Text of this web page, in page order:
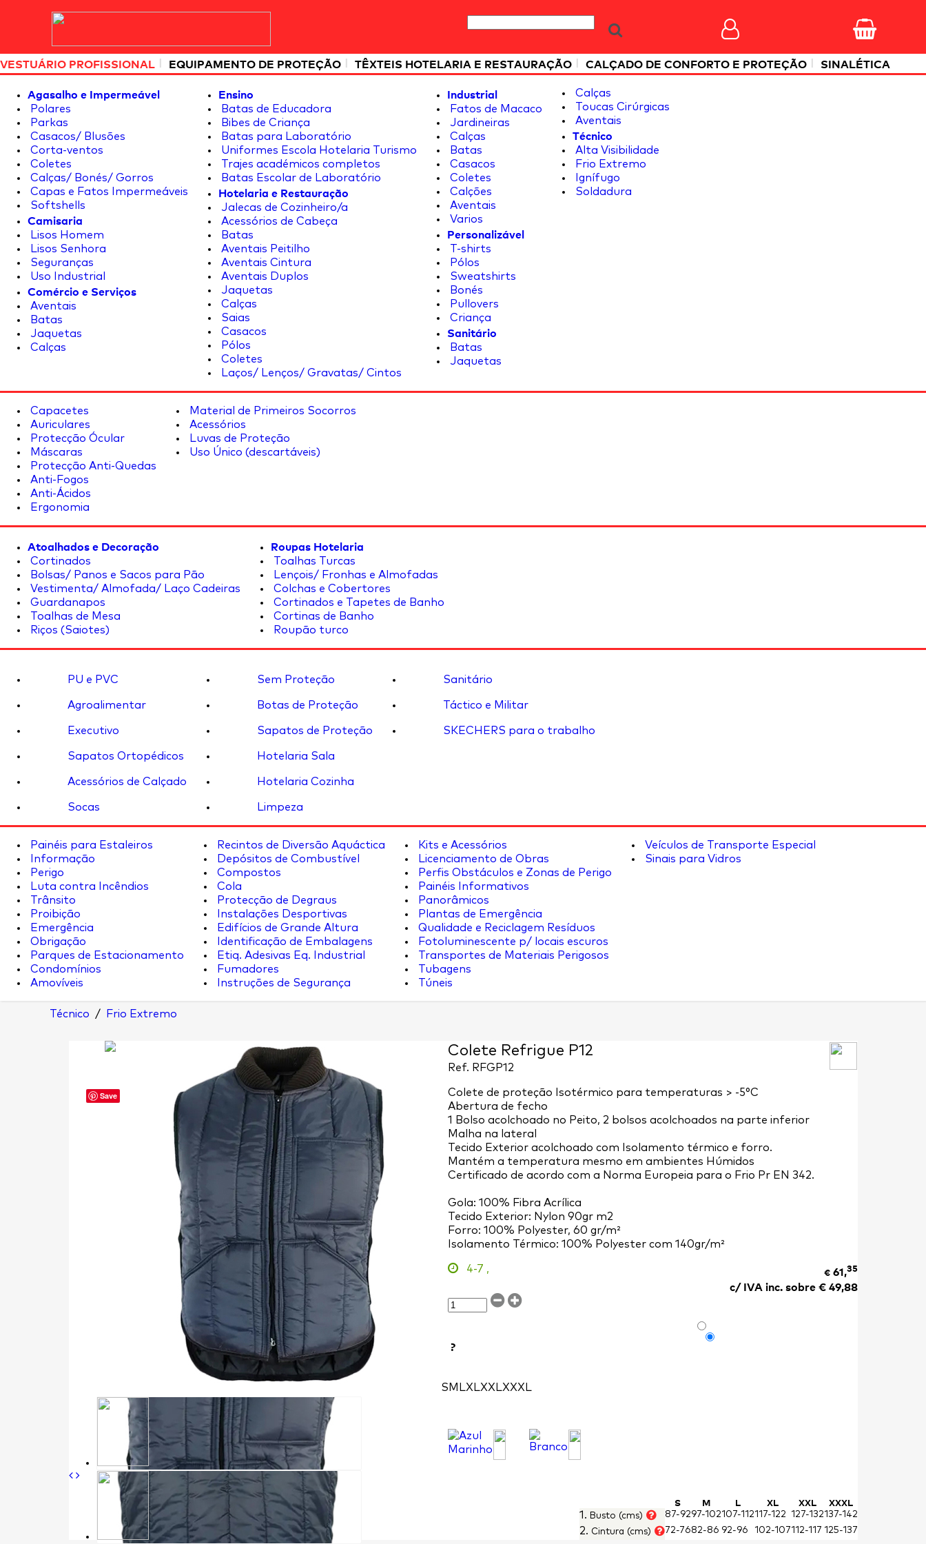
VESTUÁRIO PROFISSIONAL | EQUIPAMENTO DE PROTEÇÃO | TÊXTEIS HOTELARIA E RESTAURAÇÃO | CALÇADO DE CONFORTO E PROTEÇÃO | SINALÉTICA
Agasalho e Impermeável
Polares
Parkas
Casacos/ Blusões
Corta-ventos
Coletes
Calças/ Bonés/ Gorros
Capas e Fatos Impermeáveis
Softshells
Camisaria
Lisos Homem
Lisos Senhora
Seguranças
Uso Industrial
Comércio e Serviços
Aventais
Batas
Jaquetas
Calças
Ensino
Batas de Educadora
Bibes de Criança
Batas para Laboratório
Uniformes Escola Hotelaria Turismo
Trajes académicos completos
Batas Escolar de Laboratório
Hotelaria e Restauração
Jalecas de Cozinheiro/a
Acessórios de Cabeça
Batas
Aventais Peitilho
Aventais Cintura
Aventais Duplos
Jaquetas
Calças
Saias
Casacos
Pólos
Coletes
Laços/ Lenços/ Gravatas/ Cintos
Industrial
Fatos de Macaco
Jardineiras
Calças
Batas
Casacos
Coletes
Calções
Aventais
Varios
Personalizável
T-shirts
Pólos
Sweatshirts
Bonés
Pullovers
Criança
Sanitário
Batas
Jaquetas
Calças
Toucas Cirúrgicas
Aventais
Técnico
Alta Visibilidade
Frio Extremo
Ignífugo
Soldadura
Capacetes
Auriculares
Protecção Ócular
Máscaras
Protecção Anti-Quedas
Anti-Fogos
Anti-Ácidos
Ergonomia
Material de Primeiros Socorros
Acessórios
Luvas de Proteção
Uso Único (descartáveis)
Atoalhados e Decoração
Cortinados
Bolsas/ Panos e Sacos para Pão
Vestimenta/ Almofada/ Laço Cadeiras
Guardanapos
Toalhas de Mesa
Riços (Saiotes)
Roupas Hotelaria
Toalhas Turcas
Lençois/ Fronhas e Almofadas
Colchas e Cobertores
Cortinados e Tapetes de Banho
Cortinas de Banho
Roupão turco
PU e PVC
Agroalimentar
Executivo
Sapatos Ortopédicos
Acessórios de Calçado
Socas
Sem Proteção
Botas de Proteção
Sapatos de Proteção
Hotelaria Sala
Hotelaria Cozinha
Limpeza
Sanitário
Táctico e Militar
SKECHERS para o trabalho
Painéis para Estaleiros
Informação
Perigo
Luta contra Incêndios
Trânsito
Proibição
Emergência
Obrigação
Parques de Estacionamento
Condomínios
Amovíveis
Recintos de Diversão Aquáctica
Depósitos de Combustível
Compostos
Cola
Protecção de Degraus
Instalações Desportivas
Edifícios de Grande Altura
Identificação de Embalagens
Etiq. Adesivas Eq. Industrial
Fumadores
Instruções de Segurança
Kits e Acessórios
Licenciamento de Obras
Perfis Obstáculos e Zonas de Perigo
Painéis Informativos
Panorâmicos
Plantas de Emergência
Qualidade e Reciclagem Resíduos
Fotoluminescente p/ locais escuros
Transportes de Materiais Perigosos
Tubagens
Túneis
Veículos de Transporte Especial
Sinais para Vidros
Técnico / Frio Extremo
Save
Colete Refrigue P12
Ref. RFGP12
Colete de proteção Isotérmico para temperaturas > -5°C
Abertura de fecho
1 Bolso acolchoado no Peito, 2 bolsos acolchoados na parte inferior
Malha na lateral
Tecido Exterior acolchoado com Isolamento térmico e forro.
Mantém a temperatura mesmo em ambientes Húmidos
Certificado de acordo com a Norma Europeia para o Frio Pr EN 342.
Gola: 100% Fibra Acrílica
Tecido Exterior: Nylon 90gr m2
Forro: 100% Polyester, 60 gr/m²
Isolamento Térmico: 100% Polyester com 140gr/m²
4-7 , €61,35
c/ IVA inc. sobre €49,88
?
S M LXLXXLXXXL
S M L XL XXL XXXL
1. Busto (cms) 87-9297-102107-112117-122 127-132137-142
2. Cintura (cms) 72-7682-86 92-96 102-107112-117 125-137